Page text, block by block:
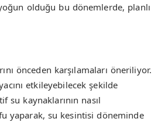
olduğu bu dönemlerde, planlı
önceden karşılamaları öneriliyor.
etkileyebilecek şekilde
su kaynaklarının nasıl
yaparak, su kesintisi döneminde